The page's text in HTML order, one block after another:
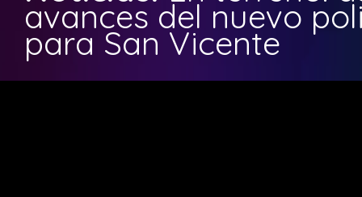
avances del nuevo
para San Vicente